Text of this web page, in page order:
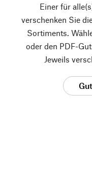
Einer für
verschenken Sie
Sortiments.
oder den PDF-
Jeweils